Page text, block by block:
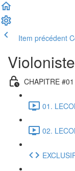
Item précédent
CHAPITRE
01.
02.